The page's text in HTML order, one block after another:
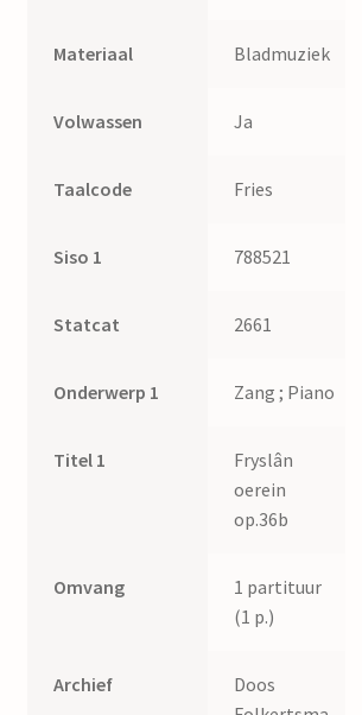
Materiaal Bladmuziek
Volwassen Ja
Taalcode Fries
Siso 1 788521
Statcat 2661
Onderwerp 1 Zang ; Piano
Titel 1
Fryslân
oerein
op.36b
Omvang
1 partituur
(1 p.)
Archief
Doos